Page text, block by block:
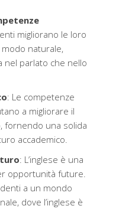
migliorano le loro
naturale,
nel parlato che nello
: Le competenze
a migliorare il
fornendo una solida
accademico.
: L’inglese è una
opportunità future.
a un mondo
dove l’inglese è